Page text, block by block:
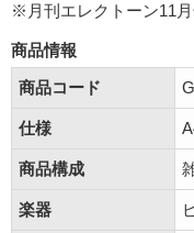
※月刊エレクトーン11
商品情報
商品コード
仕様
商品構成
楽器